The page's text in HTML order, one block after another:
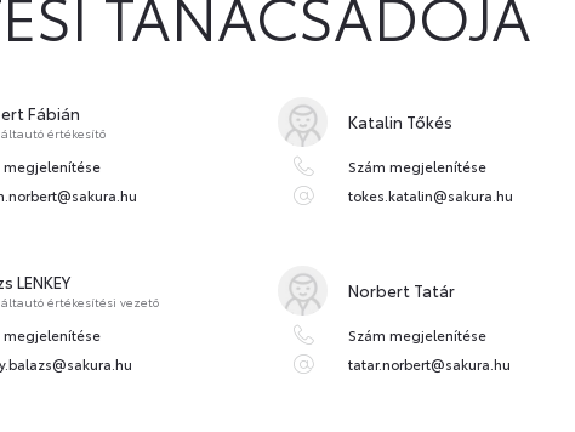
Fábián
értékesítő
megjelenítése
Katalin Tőkés
Szám megjelenítése
tokes.katalin@sakura.hu
LENKEY
értékesítési vezető
megjelenítése
Norbert Tatár
Szám megjelenítése
tatar.norbert@sakura.hu